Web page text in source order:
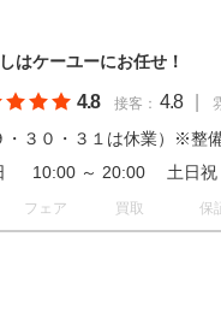
はケーユーにお任せ！
4.8 接客： 4.8
・３０・３１は休業）※整
10:00 ～ 20:00 土日祝
フェア 買取 保